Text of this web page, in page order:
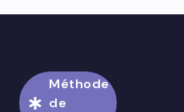
Méthode
de